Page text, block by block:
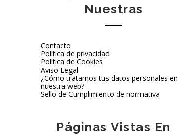
Nuestras
Contacto
Política de privacidad
Política de Cookies
Aviso Legal
¿Cómo tratamos tus datos personales en
nuestra web?
Sello de Cumplimiento de normativa
Páginas Vistas En